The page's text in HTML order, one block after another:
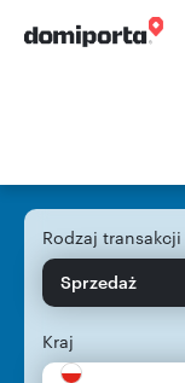
Rodzaj transakcji
Sprzedaż
Kraj